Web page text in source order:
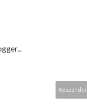
Responder